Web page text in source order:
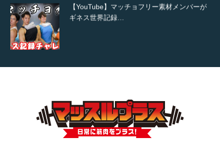
【YouTube】マッチョフリー素材メンバーが
ギネス世界記録…
TOKYO FMラジオ番組「ONE MORNING」
で紹介さ…